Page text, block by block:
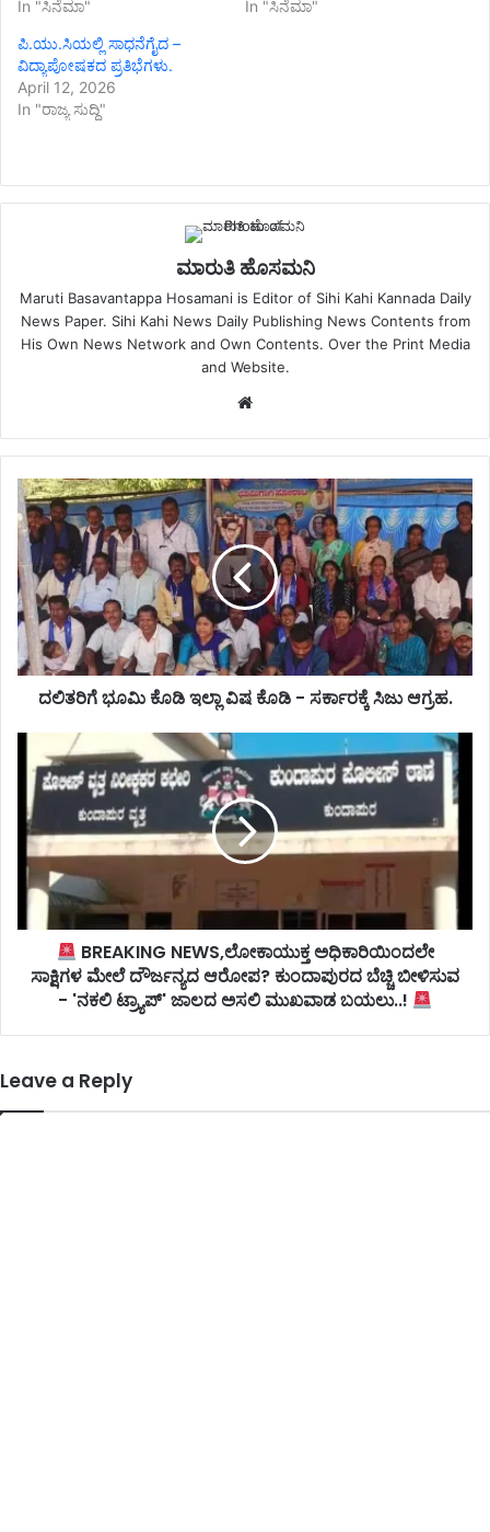
In "ಸಿನೆಮಾ"
In "ಸಿನೆಮಾ"
ಪಿ.ಯು.ಸಿಯಲ್ಲಿ ಸಾಧನೆಗೈದ –
ವಿದ್ಯಾಪೋಷಕದ ಪ್ರತಿಭೆಗಳು.
April 12, 2026
In "ರಾಜ್ಯ ಸುದ್ದಿ"
ಮಾರುತಿ ಹೊಸಮನಿ
Maruti Basavantappa Hosamani is Editor of Sihi Kahi Kannada Daily
News Paper. Sihi Kahi News Daily Publishing News Contents from
His Own News Network and Own Contents. Over the Print Media
and Website.
Website
ದಲಿತರಿಗೆ ಭೂಮಿ ಕೊಡಿ ಇಲ್ಲಾ ವಿಷ ಕೊಡಿ - ಸರ್ಕಾರಕ್ಕೆ ಸಿಜು ಆಗ್ರಹ.
BREAKING NEWS,ಲೋಕಾಯುಕ್ತ ಅಧಿಕಾರಿಯಿಂದಲೇ
ಸಾಕ್ಷಿಗಳ ಮೇಲೆ ದೌರ್ಜನ್ಯದ ಆರೋಪ? ಕುಂದಾಪುರದ ಬೆಚ್ಚಿ ಬೀಳಿಸುವ
- 'ನಕಲಿ ಟ್ರ್ಯಾಪ್' ಜಾಲದ ಅಸಲಿ ಮುಖವಾಡ ಬಯಲು..!
Leave a Reply